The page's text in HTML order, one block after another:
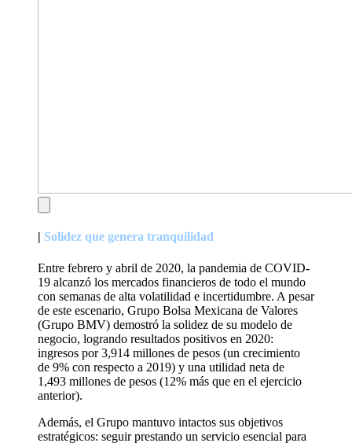
| Solidez que genera tranquilidad
Entre febrero y abril de 2020, la pandemia de COVID-
19 alcanzó los mercados financieros de todo el mundo
con semanas de alta volatilidad e incertidumbre. A pesar
de este escenario, Grupo Bolsa Mexicana de Valores
(Grupo BMV) demostró la solidez de su modelo de
negocio, logrando resultados positivos en 2020:
ingresos por 3,914 millones de pesos (un crecimiento
de 9% con respecto a 2019) y una utilidad neta de
1,493 millones de pesos (12% más que en el ejercicio
anterior).
Además, el Grupo mantuvo intactos sus objetivos
estratégicos: seguir prestando un servicio esencial para